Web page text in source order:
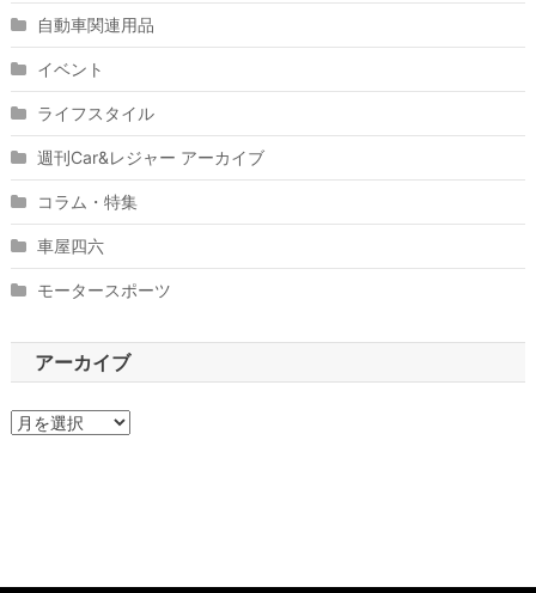
自動車関連用品
イベント
ライフスタイル
週刊Car&レジャー アーカイブ
コラム・特集
車屋四六
モータースポーツ
アーカイブ
ア